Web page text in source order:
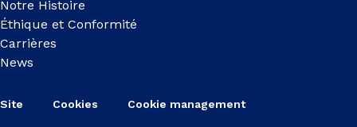
Notre Histoire
Éthique et Conformité
Carrières
News
Site Cookies Cookie management